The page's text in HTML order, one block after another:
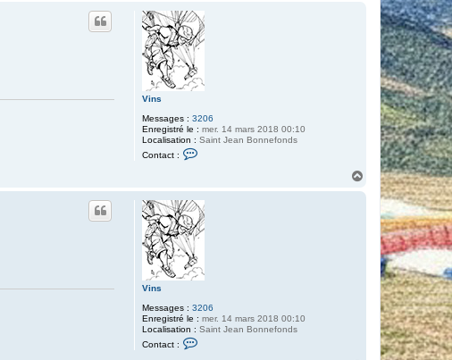
Vins
Messages : 3206
Enregistré le : mer. 14 mars 2018 00:10
Localisation : Saint Jean Bonnefonds
Contact :
a
c
t
e
r
n
s
Vins
Messages : 3206
Enregistré le : mer. 14 mars 2018 00:10
Localisation : Saint Jean Bonnefonds
Contact :